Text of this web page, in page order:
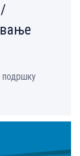
подршку